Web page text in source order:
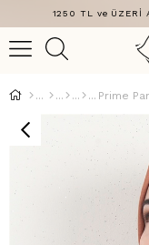
1250 TL ve ÜZERİ
Prime